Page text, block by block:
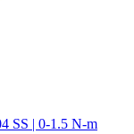
SS | 0-1.5 N-m